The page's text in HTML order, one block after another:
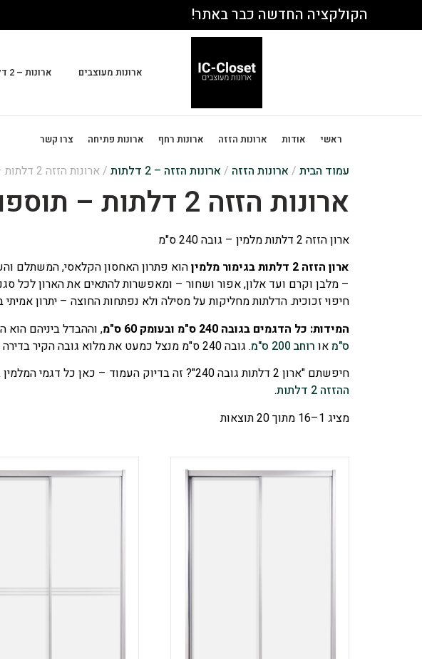
הקולקציה החדשה כבר באתר!
ארונות מעוצבים ארונות – 2 דלתות
ראשי אודות ארונות הזזה ארונות רחף ארונות פתיחה צרו קשר
עמוד הבית / ארונות הזזה / ארונות הזזה – 2 דלתות / ארונות הזזה 2 דלתות – תוספות רגיל
ארונות הזזה 2 דלתות – תוספות רגיל
ארון הזזה 2 דלתות מלמין – גובה 240 ס"מ
ארון הזזה 2 דלתות בגימור מלמין
הוא פתרון האחסון הקלאסי, המשתלם
– מלבן וקרם ועד אלון, אפור ושחור – ומאפשרות להתאים את הארון לכל
חיפוי זכוכית. הדלתות מחליקות על מסילה ולא נפתחות החוצה – יתרון
המידות: כל הדגמים בגובה 240 ס"מ ובעומק 60 ס"מ
, וההבדל ביניהם הוא
ס"מאו רוחב 200 ס"מ
. גובה 240 ס"מ מנצל כמעט את מלוא גובה הקיר בדירה סטנדרטית ומשאיר מדף עליון לאחסון עונתי.
חיפשתם "ארון 2 דלתות גובה 240"? זה בדיוק העמוד – כאן כל דגמי המלמין בשתי דלתות, בגובה 240 ס"מ. צריכים יותר מקום? עברו ל
ההזזה 2 דלתות
.
מציג 1–16 מתוך 20 תוצאות